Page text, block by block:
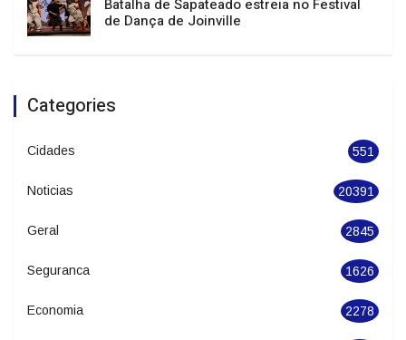
Julho termina com temperaturas elevadas
e temporais isolados em Santa Catarina
de Dança de Joinville
Categories
Cidades 551
Noticias 20391
Geral 2845